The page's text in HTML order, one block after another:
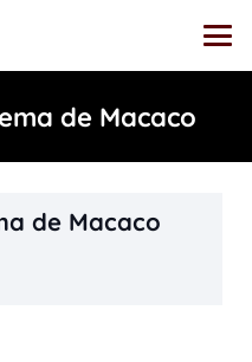
de Macaco
de Macaco